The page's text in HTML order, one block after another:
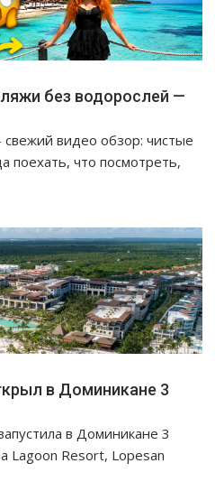
без водорослей —
видео обзор: чистые
поехать, что посмотреть,
в Доминикане 3
в Доминикане 3
Lagoon Resort, Lopesan